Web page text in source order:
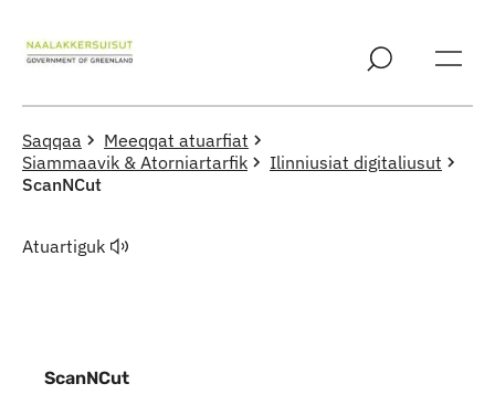
Saqqaa
Meeqqat atuarfiat
Siammaavik & Atorniartarfik
Ilinniusiat digitaliusut
ScanNCut
Atuartiguk
ScanNCut